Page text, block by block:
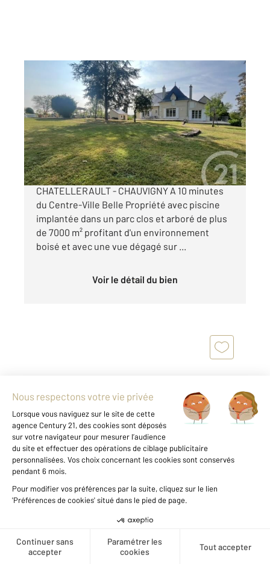
Créer une alerte
AVAILLES EN CHATELLERAULT 86
, 8 pièces
Ref : 11272
Maison à vendre
550 000 €
CENTURY 21 CHATELLERAULT Sur l'axe
CHATELLERAULT - CHAUVIGNY A 10 minutes
du Centre-Ville Belle Propriété avec piscine
implantée dans un parc clos et arboré de plus
de 7000 m² profitant d'un environnement
boisé et avec une vue dégagé sur ...
Voir le détail du bien
CHATELLERAULT 86
220,84 m
Ref : 11660
298 800 €